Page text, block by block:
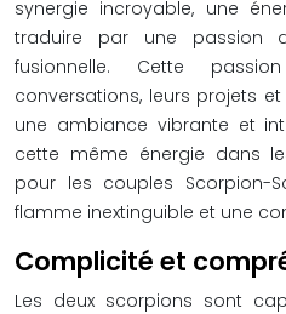
synergie incroyable, une
traduire par une passion
fusionnelle. Cette
conversations, leurs projets
une ambiance vibrante et
cette même énergie dans
pour les couples Scorpion-
flamme inextinguible et une
Complicité et
Les deux scorpions sont